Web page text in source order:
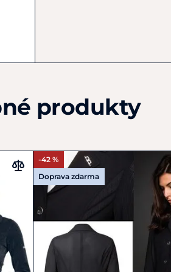
produkty
-42 %
Doprava zdarma